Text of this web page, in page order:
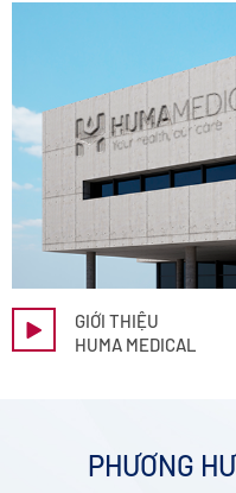
GIỚI THIỆU
HUMA MEDICAL
PHƯƠNG